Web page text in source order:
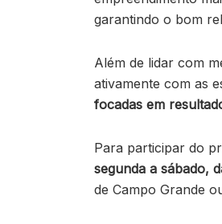
garantindo o bom
Além de lidar com
ativamente com as
focadas em
Para participar do
segunda a sábado,
de Campo Grande